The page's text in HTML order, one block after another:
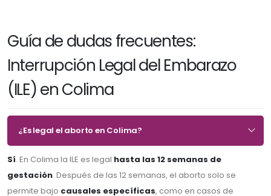
Guía de dudas frecuentes:
Interrupción Legal del Embarazo
(ILE) en Colima
¿Es legal el aborto en Colima?
Sí. En Colima la ILE es legal hasta las 12 semanas de
gestación. Después de las 12 semanas, el aborto solo se
permite bajo causales específicas, como en casos de